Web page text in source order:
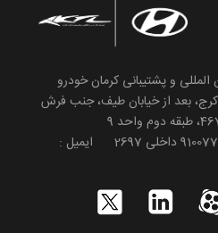
و پشتیبانی کرمان خودرو
مخصوص کرج، بعد از خیابان طیف، جنب فرش
تلفن : 91007778 فکس : 91007778 داخلی 2697 ایمیل :